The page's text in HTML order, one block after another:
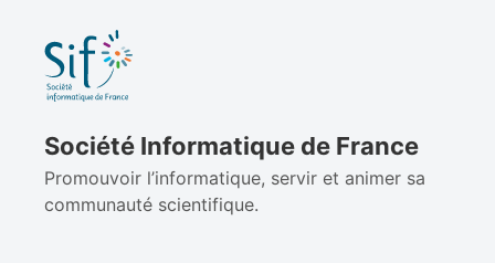
Société Informatique de France
Promouvoir l’informatique, servir et animer sa
communauté scientifique.